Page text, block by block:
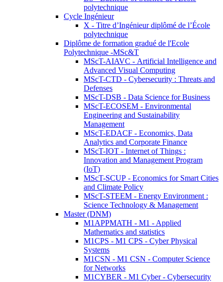
polytechnique
Cycle Ingénieur
X - Titre d’Ingénieur diplômé de l’École
polytechnique
Diplôme de formation gradué de l'Ecole
Polytechnique -MSc&T
MScT-AIAVC - Artificial Intelligence and
Advanced Visual Computing
MScT-CTD - Cybersecurity : Threats and
Defenses
MScT-DSB - Data Science for Business
MScT-ECOSEM - Environmental
Engineering and Sustainability
Management
MScT-EDACF - Economics, Data
Analytics and Corporate Finance
MScT-IOT - Internet of Things :
Innovation and Management Program
(IoT)
MScT-SCUP - Economics for Smart Cities
and Climate Policy
MScT-STEEM - Energy Environment :
Science Technology & Management
Master (DNM)
M1APPMATH - M1 - Applied
Mathematics and statistics
M1CPS - M1 CPS - Cyber Physical
Systems
M1CSN - M1 CSN - Computer Science
for Networks
M1CYBER - M1 Cyber - Cybersecurity